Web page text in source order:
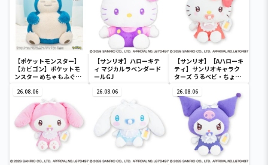
【ポケットモンスター】
【カビゴン】ポケットモ
ンスター めちゃもふぐっ
ぐるみ～カビゴン～
【サンリオ】ハローキテ
ィ マジカルラベンダード
ールGJ
【サンリオ】【Aハローキ
ティ】サンリオキャラク
ターズ うるベビ・ちょい
26.08.06 26.08.06 26.08.06